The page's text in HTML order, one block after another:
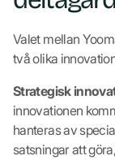
Valet mellan
två olika
Strategisk
innovationen
hanteras av
satsningar att